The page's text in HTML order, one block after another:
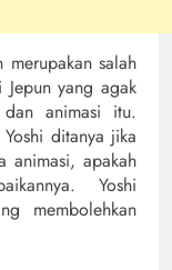
salah
Jepun yang agak
animasi itu.
ditanya jika
animasi, apakah
Yoshi
membolehkan